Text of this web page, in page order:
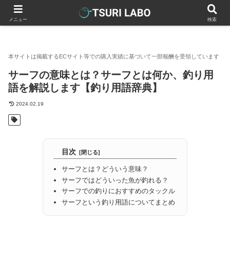
釣りラボマガジン 釣り用語 サーフの意味とは？サーフとは何
サーフの意味とは？サーフとは何か、釣り用
語を解説します【釣り用語辞典】
2024.02.19
目次
サーフとは？どういう意味？
サーフではどういった魚が釣れる？
サーフでの釣りにおすすめのタックル
サーフという釣り用語についてまとめ
メニュー 検索